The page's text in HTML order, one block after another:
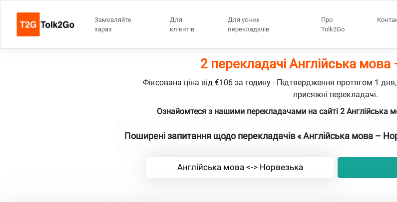
Замовляйте
зараз
Для
клієнтів
Для усних
перекладачів
Про
Tolk2Go
2 перекладачі Англійська
Фіксована ціна від €106 за годину · Підтвердження протягом 1
присяжні перекладачі.
Ознайомтеся з нашими перекладачами на сайті 2 Англійська
Поширені запитання щодо перекладачів « Англійська мова –
Англійська мова <-> Норвезька